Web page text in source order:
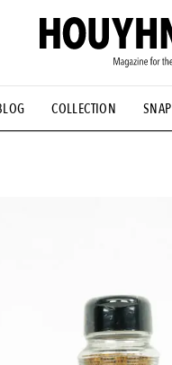
COLLECTION SNAP
着サミット #NEW VINTAGE
IT #AH.H #ととけん